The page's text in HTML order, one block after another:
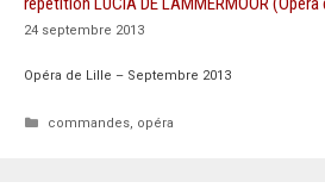
24 septembre 2013
Opéra de Lille – Septembre 2013
Catégories
commandes, opéra